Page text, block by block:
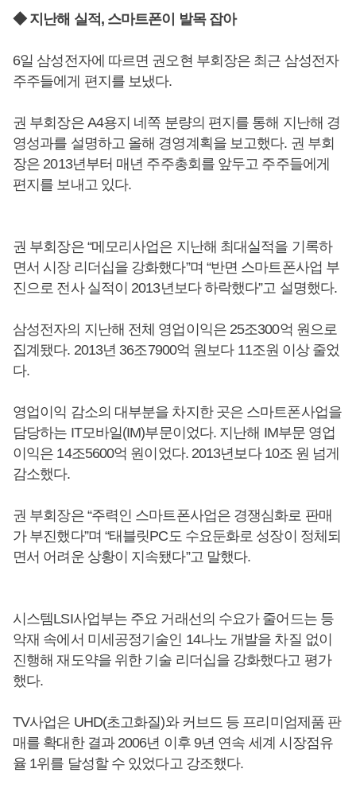
◆ 지난해 실적, 스마트폰이 발목 잡아
6일 삼성전자에 따르면 권오현 부회장은 최근 삼성전자
주주들에게 편지를 보냈다.
권 부회장은 A4용지 네쪽 분량의 편지를 통해 지난해 경
영성과를 설명하고 올해 경영계획을 보고했다. 권 부회
장은 2013년부터 매년 주주총회를 앞두고 주주들에게
편지를 보내고 있다.
권 부회장은 “메모리사업은 지난해 최대실적을 기록하
면서 시장 리더십을 강화했다”며 “반면 스마트폰사업 부
진으로 전사 실적이 2013년보다 하락했다”고 설명했다.
삼성전자의 지난해 전체 영업이익은 25조300억 원으로
집계됐다. 2013년 36조7900억 원보다 11조원 이상 줄었
다.
영업이익 감소의 대부분을 차지한 곳은 스마트폰사업을
담당하는 IT모바일(IM)부문이었다. 지난해 IM부문 영업
이익은 14조5600억 원이었다. 2013년보다 10조 원 넘게
감소했다.
권 부회장은 “주력인 스마트폰사업은 경쟁심화로 판매
가 부진했다”며 “태블릿PC도 수요둔화로 성장이 정체되
면서 어려운 상황이 지속됐다”고 말했다.
시스템LSI사업부는 주요 거래선의 수요가 줄어드는 등
악재 속에서 미세공정기술인 14나노 개발을 차질 없이
진행해 재도약을 위한 기술 리더십을 강화했다고 평가
했다.
TV사업은 UHD(초고화질)와 커브드 등 프리미엄제품 판
매를 확대한 결과 2006년 이후 9년 연속 세계 시장점유
율 1위를 달성할 수 있었다고 강조했다.